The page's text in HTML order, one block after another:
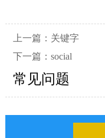
上一篇： 关键字
下一篇： social
常见问题